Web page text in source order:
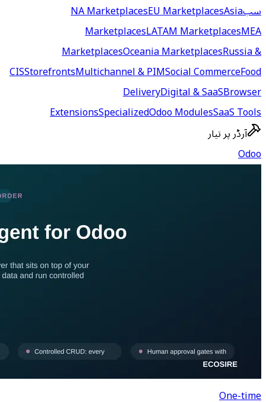
NA Marketplaces
Marketplaces
Marketplaces
CISStorefrontsMultichannel
Extensions